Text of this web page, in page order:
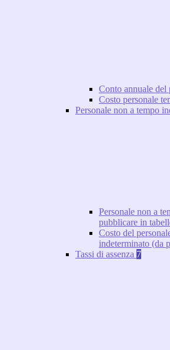
Conto annuale del
Costo personale
Personale non a tempo
Personale non a
pubblicare in
Costo del
indeterminato (da
Tassi di assenza 7